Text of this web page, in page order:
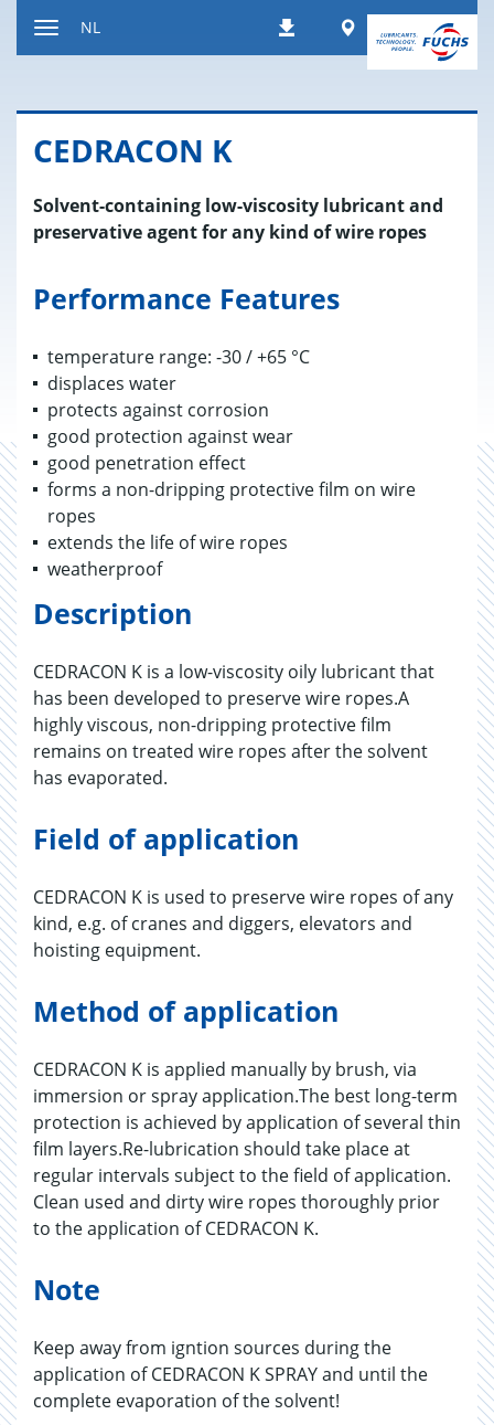
inhoud
DownloadsWorldwide
NL
CE­DRA­CON K
Solvent-containing low-viscosity lubricant and
preservative agent for any kind of wire ropes
Performance Features
temperature range: -30 / +65 °C
displaces water
protects against corrosion
good protection against wear
good penetration effect
forms a non-dripping protective film on wire
ropes
extends the life of wire ropes
weatherproof
Description
CEDRACON K is a low-viscosity oily lubricant that
has been developed to preserve wire ropes.A
highly viscous, non-dripping protective film
remains on treated wire ropes after the solvent
has evaporated.
Field of application
CEDRACON K is used to preserve wire ropes of any
kind, e.g. of cranes and diggers, elevators and
hoisting equipment.
Method of application
CEDRACON K is applied manually by brush, via
immersion or spray application.The best long-term
protection is achieved by application of several thin
film layers.Re-lubrication should take place at
regular intervals subject to the field of application.
Clean used and dirty wire ropes thoroughly prior
to the application of CEDRACON K.
Note
Keep away from igntion sources during the
application of CEDRACON K SPRAY and until the
complete evaporation of the solvent!